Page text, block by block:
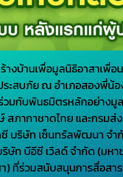
ร้างบ้านเพื่อมูลนิธิอาสา
ระสบภัย ณ อำเภอสองพี่
มกับพันธมิตรหลักอย่าง
สภากาชาดไทย และกร
บริษัท เซ็นทรัลพัฒนา จำ
ษัท บีอีซี เวิลด์ จำกัด (ม
) ที่ร่วมสนับสนุนการสื่อส